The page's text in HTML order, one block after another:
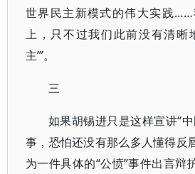
世界民主新模式的伟大实践
上，只不过我们此前没有清晰
主’”。
三
如果胡锡进只是这样宣讲“
事，恐怕还没有那么多人懂得反
为一件具体的“公愤”事件出言辩